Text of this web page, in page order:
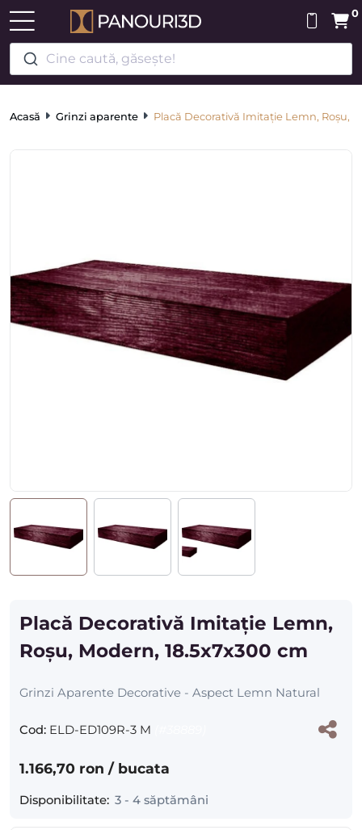
Cine caută, găsește!
0
Acasă Grinzi aparente Placă Decorativă Imitație Lemn, Roșu,
Placă Decorativă Imitație Lemn,
Roșu, Modern, 18.5x7x300 cm
Grinzi Aparente Decorative - Aspect Lemn Natural
Cod: ELD-ED109R-3 M
1.166,70 ron / bucata
Disponibilitate: 3 - 4 săptămâni